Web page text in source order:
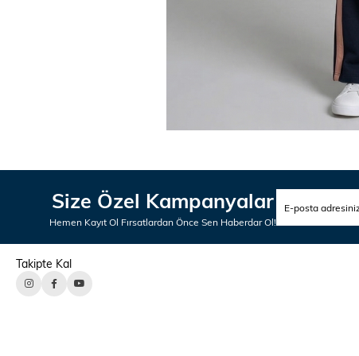
Size Özel Kampanyalar
Hemen Kayıt Ol Fırsatlardan Önce Sen Haberdar Ol!
Takipte Kal